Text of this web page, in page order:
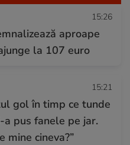
15:26
aproape
la 107 euro
15:21
gol în timp ce tunde
pus fanele pe jar.
mine cineva?”